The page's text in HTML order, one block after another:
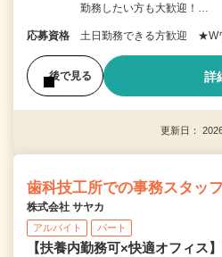
勤務したい方も大歓迎！…
応募資格 土日勤務できる方歓迎 ★W
後で見る 詳
更新日：
歯科技工所での事務スタッフ
株式会社 サヤカ
アルバイト パート
【扶養内勤務可×快適オフィス